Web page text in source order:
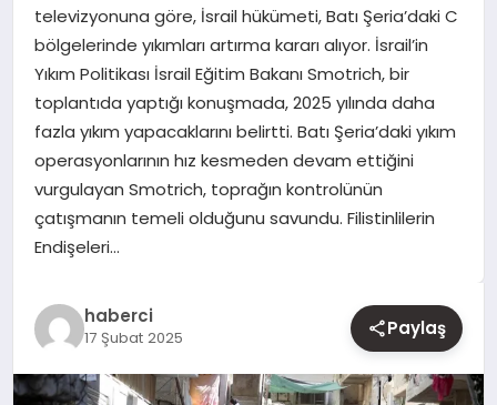
SPOR
YAŞAM
EĞITIM
televizyonuna göre, İsrail hükümeti, Batı Şeria’daki C
bölgelerinde yıkımları artırma kararı alıyor. İsrail’in
Yıkım Politikası İsrail Eğitim Bakanı Smotrich, bir
toplantıda yaptığı konuşmada, 2025 yılında daha
fazla yıkım yapacaklarını belirtti. Batı Şeria’daki yıkım
operasyonlarının hız kesmeden devam ettiğini
vurgulayan Smotrich, toprağın kontrolünün
çatışmanın temeli olduğunu savundu. Filistinlilerin
Endişeleri…
haberci
17 Şubat 2025 Paylaş